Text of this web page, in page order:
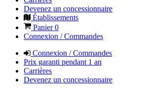
Devenez un concessionnaire
Établissements
Panier0
Connexion / Commandes
Connexion / Commandes
Prix garanti pendant 1 an
Carrières
Devenez un concessionnaire